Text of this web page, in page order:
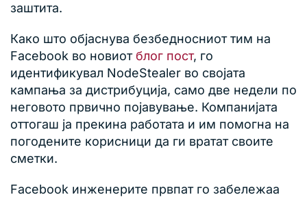
заштита.
Како што објаснува безбедносниот тим на
Facebook во новиот блог пост, го
идентификувал NodeStealer во својата
кампања за дистрибуција, само две недели по
неговото првично појавување. Компанијата
оттогаш ја прекина работата и им помогна на
погодените корисници да ги вратат своите
сметки.
Facebook инженерите првпат го забележаа